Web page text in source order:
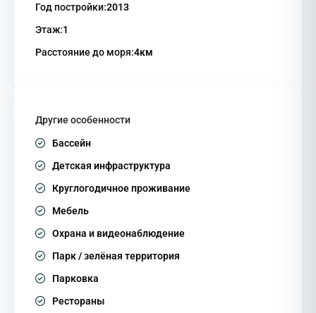
Год постройки:2013
Этаж:1
Расстояние до моря:4км
Другие особенности
Бассейн
Детская инфраструктура
Круглогодичное проживание
Мебель
Охрана и видеонаблюдение
Парк / зелёная территория
Парковка
Рестораны